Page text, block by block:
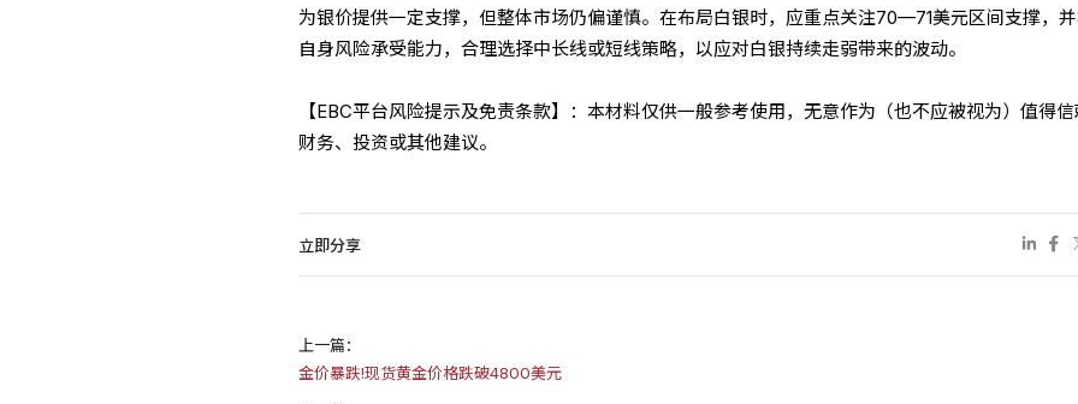
为银价提供一定支撑，但整体市场仍偏谨慎。在布局白银时，应重点关注70—71美元区间支撑，
自身风险承受能力，合理选择中长线或短线策略，以应对白银持续走弱带来的波动。
【EBC平台风险提示及免责条款】：本材料仅供一般参考使用，无意作为（也不应被视为）值得
财务、投资或其他建议。
立即分享
上一篇：
金价暴跌!现货黄金价格跌破4800美元